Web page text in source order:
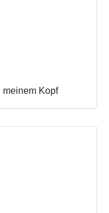
meinem Kopf